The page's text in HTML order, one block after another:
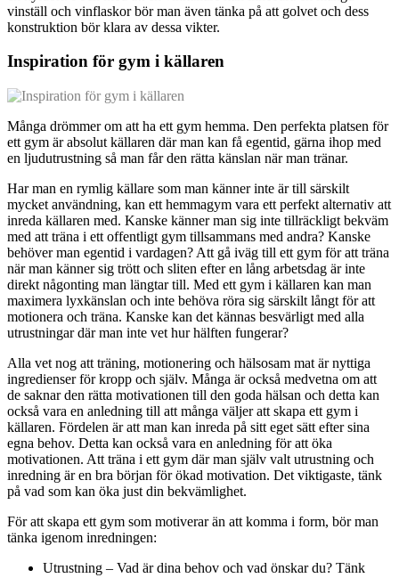
vinställ och vinflaskor bör man även tänka på att golvet och dess
konstruktion bör klara av dessa vikter.
Inspiration för gym i källaren
Många drömmer om att ha ett gym hemma. Den perfekta platsen för
ett gym är absolut källaren där man kan få egentid, gärna ihop med
en ljudutrustning så man får den rätta känslan när man tränar.
Har man en rymlig källare som man känner inte är till särskilt
mycket användning, kan ett hemmagym vara ett perfekt alternativ att
inreda källaren med. Kanske känner man sig inte tillräckligt bekväm
med att träna i ett offentligt gym tillsammans med andra? Kanske
behöver man egentid i vardagen? Att gå iväg till ett gym för att träna
när man känner sig trött och sliten efter en lång arbetsdag är inte
direkt någonting man längtar till. Med ett gym i källaren kan man
maximera lyxkänslan och inte behöva röra sig särskilt långt för att
motionera och träna. Kanske kan det kännas besvärligt med alla
utrustningar där man inte vet hur hälften fungerar?
Alla vet nog att träning, motionering och hälsosam mat är nyttiga
ingredienser för kropp och själv. Många är också medvetna om att
de saknar den rätta motivationen till den goda hälsan och detta kan
också vara en anledning till att många väljer att skapa ett gym i
källaren. Fördelen är att man kan inreda på sitt eget sätt efter sina
egna behov. Detta kan också vara en anledning för att öka
motivationen. Att träna i ett gym där man själv valt utrustning och
inredning är en bra början för ökad motivation. Det viktigaste, tänk
på vad som kan öka just din bekvämlighet.
För att skapa ett gym som motiverar än att komma i form, bör man
tänka igenom inredningen:
Utrustning – Vad är dina behov och vad önskar du? Tänk